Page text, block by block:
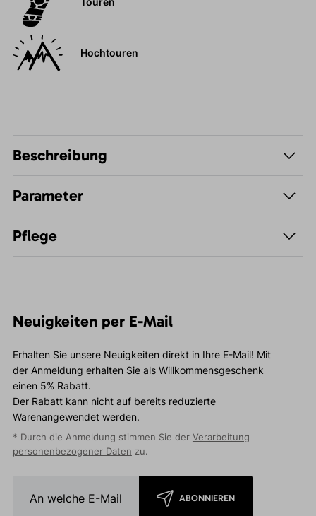
Hochtouren
Beschreibung
Parameter
Pflege
Neuigkeiten per E-Mail
Erhalten Sie unsere Neuigkeiten direkt in Ihre E-Mail! Mit
der Anmeldung erhalten Sie als Willkommensgeschenk
einen 5% Rabatt.
Der Rabatt kann nicht auf bereits reduzierte
Warenangewendet werden.
* Durch die Anmeldung stimmen Sie der Verarbeitung
personenbezogener Daten zu.
ABONNIEREN